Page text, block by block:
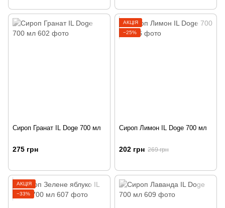
Сироп Гранат IL Doge 700 мл
275 грн
АКЦІЯ
−25%
Сироп Лимон IL Doge 700 мл
202 грн 269 грн
АКЦІЯ
−33%